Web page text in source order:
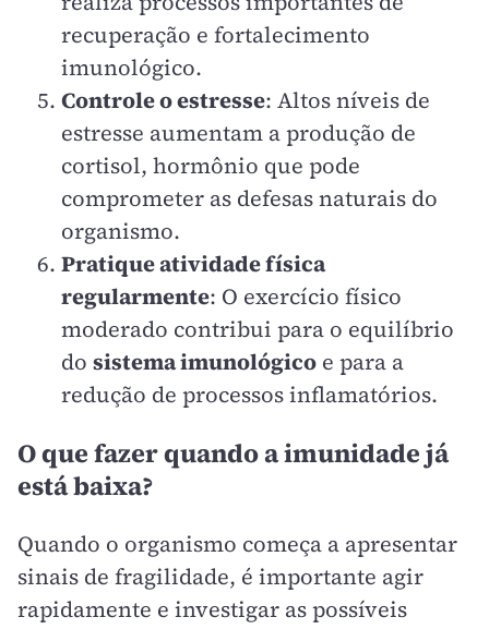
recuperação e fortalecimento
imunológico.
Controle o estresse: Altos níveis de
estresse aumentam a produção de
cortisol, hormônio que pode
comprometer as defesas naturais do
organismo.
Pratique atividade física
regularmente: O exercício físico
moderado contribui para o equilíbrio
do sistema imunológico e para a
redução de processos inflamatórios.
O que fazer quando a imunidade já
está baixa?
Quando o organismo começa a apresentar
sinais de fragilidade, é importante agir
rapidamente e investigar as possíveis